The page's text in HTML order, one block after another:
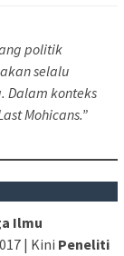
politik
selalu
Dalam konteks
Mohicans.”
Ilmu
| Kini Peneliti